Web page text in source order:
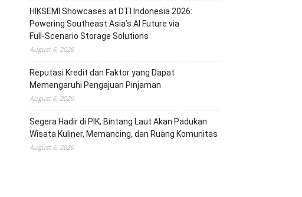
HIKSEMI Showcases at DTI Indonesia 2026:
Powering Southeast Asia’s AI Future via
Full‑Scenario Storage Solutions
August 6, 2026
Reputasi Kredit dan Faktor yang Dapat
Memengaruhi Pengajuan Pinjaman
August 6, 2026
Segera Hadir di PIK, Bintang Laut Akan Padukan
Wisata Kuliner, Memancing, dan Ruang Komunitas
August 6, 2026